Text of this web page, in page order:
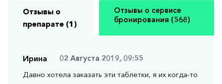
Отзывы о
препарате (1)
Отзывы о сервисе
бронирования (568)
Ирина
02 Августа 2019, 09:55
Давно хотела заказать эти таблетки, я их когда-то